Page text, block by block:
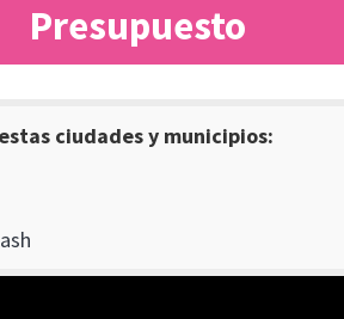
Presupuesto
ciudades y municipios: